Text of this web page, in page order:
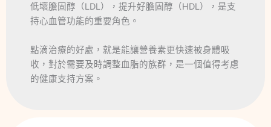
低壞膽固醇（LDL），提升好膽固醇（HDL），是支
持心血管功能的重要角色。
點滴治療的好處，就是能讓營養素更快速被身體吸
收，對於需要及時調整血脂的族群，是一個值得考慮
的健康支持方案。